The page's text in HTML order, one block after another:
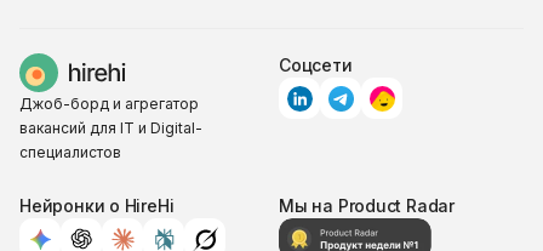
Джоб-борд и агрегатор
вакансий для IT и Digital-
специалистов
Соцсети
Нейронки о HireHi Мы на Product Radar